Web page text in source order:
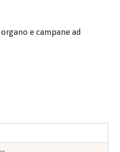
e campane ad